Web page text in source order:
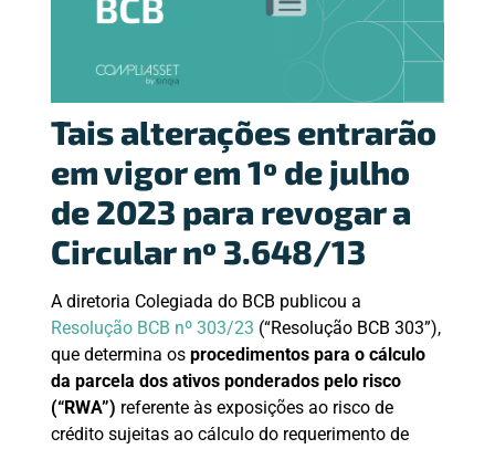
Tais alterações entrarão
em vigor em 1º de julho
de 2023 para revogar a
Circular nº 3.648/13
A diretoria Colegiada do BCB publicou a
Resolução BCB nº 303/23 (“Resolução BCB 303”),
que determina os procedimentos para o cálculo
da parcela dos ativos ponderados pelo risco
(“RWA”) referente às exposições ao risco de
crédito sujeitas ao cálculo do requerimento de